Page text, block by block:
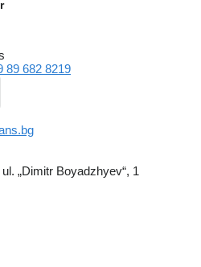
89 682 8219
„Dimitr Boyadzhyev“, 1